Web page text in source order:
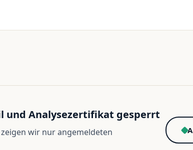
und Analysezertifikat gesperrt
wir nur angemeldeten